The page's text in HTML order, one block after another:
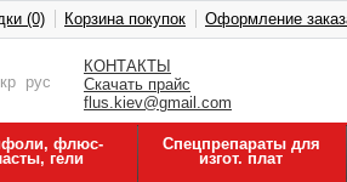
КОНТАКТЫ
Скачать прайс
flus.kiev@gmail.com
рус
(0) Корзина покупок Оформление
флюс-
гели
Спецпрепараты для
изгот. плат